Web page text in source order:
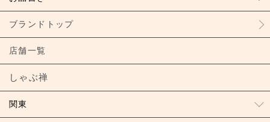
ブランドトップ
店舗一覧
しゃぶ禅
関東